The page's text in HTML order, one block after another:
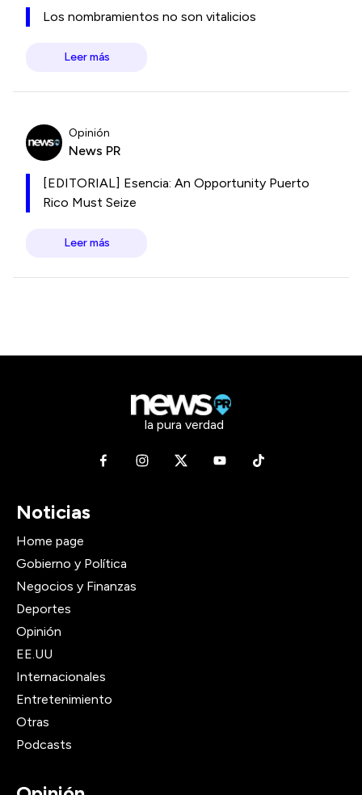
Los nombramientos no son vitalicios
Leer más
Opinión
News PR
[EDITORIAL] Esencia: An Opportunity Puerto
Rico Must Seize
Leer más
la pura verdad
Noticias
Home page
Gobierno y Política
Negocios y Finanzas
Deportes
Opinión
EE.UU
Internacionales
Entretenimiento
Otras
Podcasts